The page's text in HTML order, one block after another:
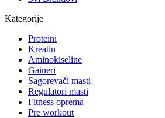
Kategorije
Proteini
Kreatin
Aminokiseline
Gaineri
Sagorevači masti
Regulatori masti
Fitness oprema
Pre workout